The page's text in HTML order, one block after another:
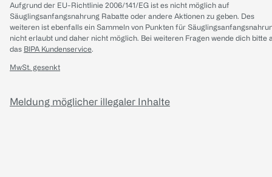
Aufgrund der EU-Richtlinie 2006/141/EG ist es nicht möglich auf
Säuglingsanfangsnahrung Rabatte oder andere Aktionen zu geben. Des
weiteren ist ebenfalls ein Sammeln von Punkten für
nicht erlaubt und daher nicht möglich. Bei weiteren Fragen wende dich bitte
das BIPA Kundenservice.
MwSt. gesenkt
Meldung möglicher illegaler Inhalte